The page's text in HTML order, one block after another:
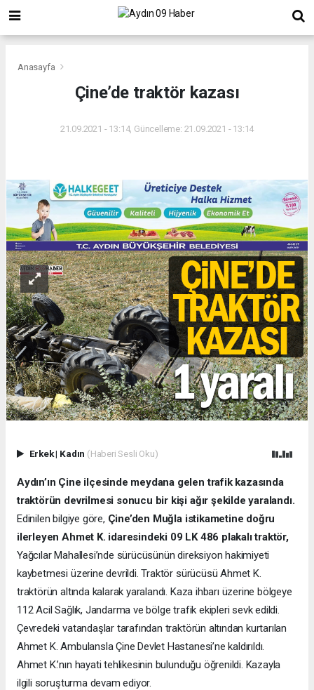
Anasayfa
Çine’de traktör kazası
21.09.2021 - 13:14, Güncelleme: 21.09.2021 - 13:14
Erkek| Kadın (Haberi Sesli Oku)
Aydın’ın Çine ilçesinde meydana gelen trafik kazasında
traktörün devrilmesi sonucu bir kişi ağır şekilde yaralandı.
Edinilen bilgiye göre, Çine’den Muğla istikametine doğru
ilerleyen Ahmet K. idaresindeki 09 LK 486 plakalı traktör,
Yağcılar Mahallesi’nde sürücüsünün direksiyon hakimiyeti
kaybetmesi üzerine devrildi. Traktör sürücüsü Ahmet K.
traktörün altında kalarak yaralandı. Kaza ihbarı üzerine bölgeye
112 Acil Sağlık, Jandarma ve bölge trafik ekipleri sevk edildi.
Çevredeki vatandaşlar tarafından traktörün altından kurtarılan
Ahmet K. Ambulansla Çine Devlet Hastanesi’ne kaldırıldı.
Ahmet K.’nın hayati tehlikesinin bulunduğu öğrenildi. Kazayla
ilgili soruşturma devam ediyor.